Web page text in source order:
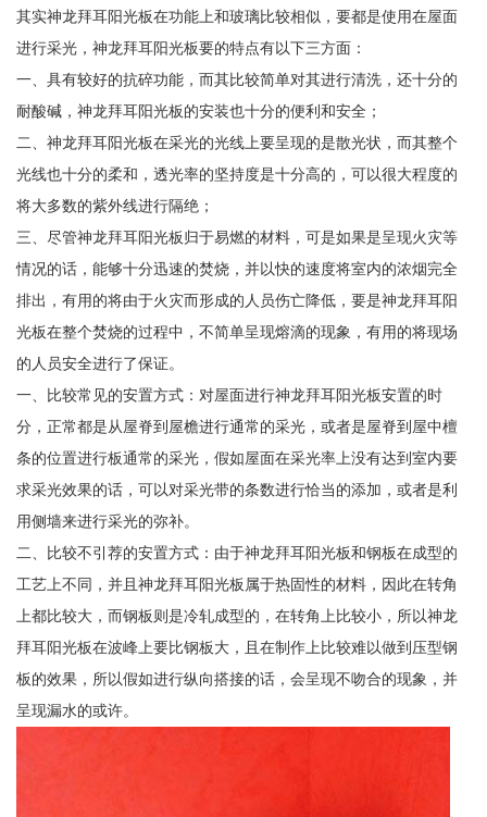
其实神龙拜耳阳光板在功能上和玻璃比较相似，要都是使用在屋面
进行采光，神龙拜耳阳光板要的特点有以下三方面：
一、具有较好的抗碎功能，而其比较简单对其进行清洗，还十分的
耐酸碱，神龙拜耳阳光板的安装也十分的便利和安全；
二、神龙拜耳阳光板在采光的光线上要呈现的是散光状，而其整个
光线也十分的柔和，透光率的坚持度是十分高的，可以很大程度的
将大多数的紫外线进行隔绝；
三、尽管神龙拜耳阳光板归于易燃的材料，可是如果是呈现火灾等
情况的话，能够十分迅速的焚烧，并以快的速度将室内的浓烟完全
排出，有用的将由于火灾而形成的人员伤亡降低，要是神龙拜耳阳
光板在整个焚烧的过程中，不简单呈现熔滴的现象，有用的将现场
的人员安全进行了保证。
一、比较常见的安置方式：对屋面进行神龙拜耳阳光板安置的时
分，正常都是从屋脊到屋檐进行通常的采光，或者是屋脊到屋中檀
条的位置进行板通常的采光，假如屋面在采光率上没有达到室内要
求采光效果的话，可以对采光带的条数进行恰当的添加，或者是利
用侧墙来进行采光的弥补。
二、比较不引荐的安置方式：由于神龙拜耳阳光板和钢板在成型的
工艺上不同，并且神龙拜耳阳光板属于热固性的材料，因此在转角
上都比较大，而钢板则是冷轧成型的，在转角上比较小，所以神龙
拜耳阳光板在波峰上要比钢板大，且在制作上比较难以做到压型钢
板的效果，所以假如进行纵向搭接的话，会呈现不吻合的现象，并
呈现漏水的或许。